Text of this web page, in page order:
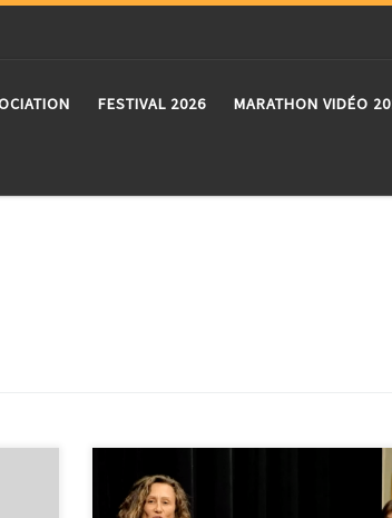
FESTIVAL 2026 MARATHON VIDÉO